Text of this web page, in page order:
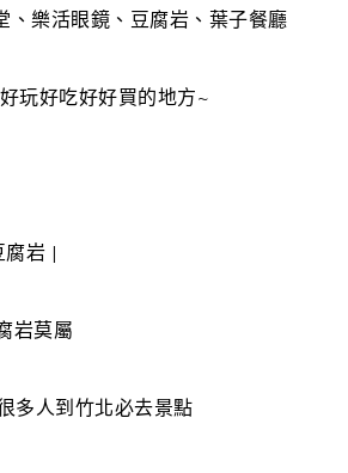
、樂活眼鏡、豆腐岩、葉子餐廳
玩好吃好好買的地方~
腐岩 |
岩莫屬
多人到竹北必去景點